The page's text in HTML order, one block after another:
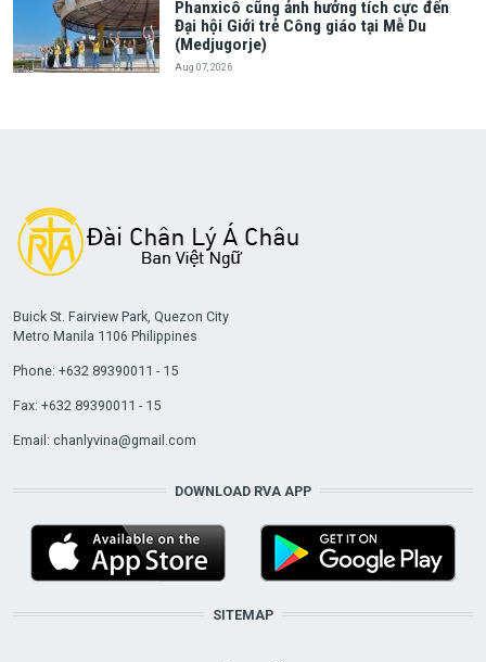
Phanxicô cũng ảnh hưởng tích cực đến
Đại hội Giới trẻ Công giáo tại Mễ Du
(Medjugorje)
Aug 07, 2026
Buick St. Fairview Park, Quezon City
Metro Manila 1106 Philippines
Phone: +632 89390011 - 15
Fax: +632 89390011 - 15
Email: chanlyvina@gmail.com
DOWNLOAD RVA APP
SITEMAP